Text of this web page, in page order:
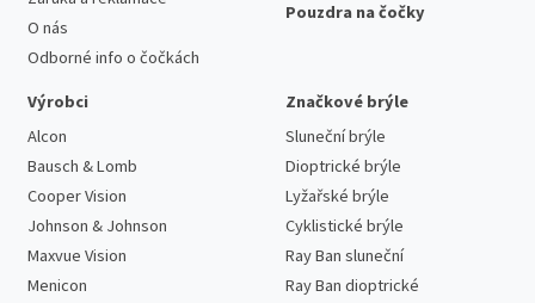
O nás
Odborné info o čočkách
Pouzdra na čočky
Výrobci
Alcon
Bausch & Lomb
Cooper Vision
Johnson & Johnson
Maxvue Vision
Menicon
Značkové brýle
Sluneční brýle
Dioptrické brýle
Lyžařské brýle
Cyklistické brýle
Ray Ban sluneční
Ray Ban dioptrické